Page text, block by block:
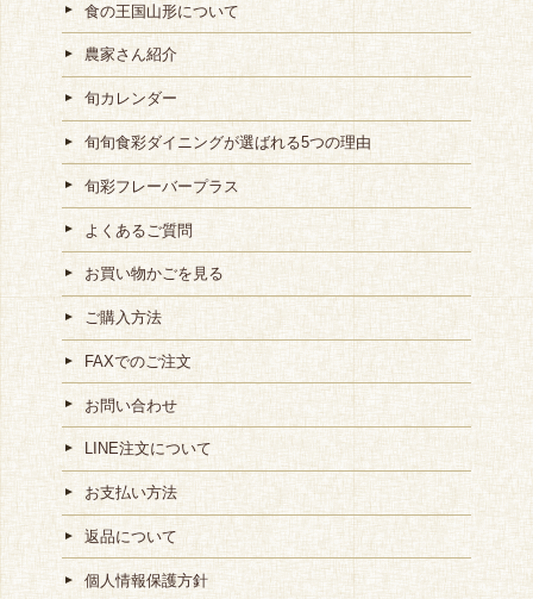
食の王国山形について
農家さん紹介
旬カレンダー
旬旬食彩ダイニングが選ばれる5つの理由
旬彩フレーバープラス
よくあるご質問
お買い物かごを見る
ご購入方法
FAXでのご注文
お問い合わせ
LINE注文について
お支払い方法
返品について
個人情報保護方針